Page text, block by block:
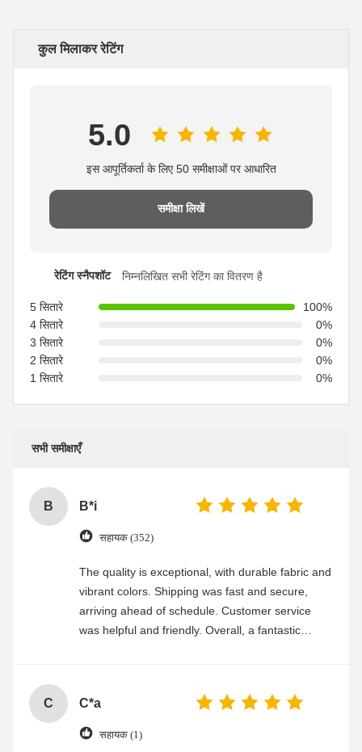
कुल मिलाकर रेटिंग
5.0
इस आपूर्तिकर्ता के लिए 50 समीक्षाओं पर आधारित
समीक्षा लिखें
रेटिंग स्नैपशॉट निम्नलिखित सभी रेटिंग का वितरण है
5 सितारे
100%
4 सितारे
0%
3 सितारे
0%
2 सितारे
0%
1 सितारे
0%
सभी समीक्षाएँ
B B*i
सहायक (352)
The quality is exceptional, with durable fabric and
vibrant colors. Shipping was fast and secure,
arriving ahead of schedule. Customer service
was helpful and friendly. Overall, a fantastic
C C*a
सहायक (1)